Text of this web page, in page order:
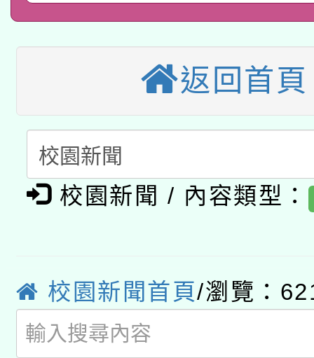
國立臺灣師範大學辦理
年度健康促進學校輔導
本館辦理115年度閱讀
暨閱讀推動專業研習
A3數位素養講師名單
「數位內容與教學軟體
pilot」
有關大陸委員會函釋公
薪期間赴陸應申請許可
轉知經濟部水利署委託
用水績優單位及節水達
動」
開 智慧啟航」
「2026桃園藝術巡演
關事宜
轉知教育部國民及學前
返回首頁
校園新聞 / 內容類型：
校園新聞首頁/瀏覽：